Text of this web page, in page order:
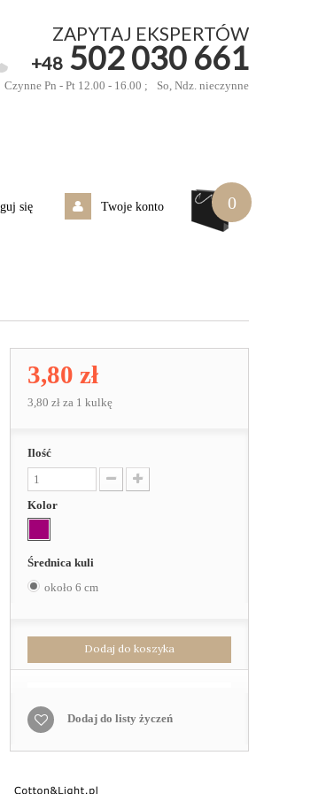
ZAPYTAJ EKSPERTÓW
+48 502 030 661
Czynne Pn - Pt 12.00 - 16.00 ; So, Ndz. nieczynne
0
się Twoje konto
3,80 zł
3,80 zł za 1 kulkę
Ilość
Kolor
Średnica kuli
około 6 cm
Dodaj do koszyka
Dodaj do listy życzeń